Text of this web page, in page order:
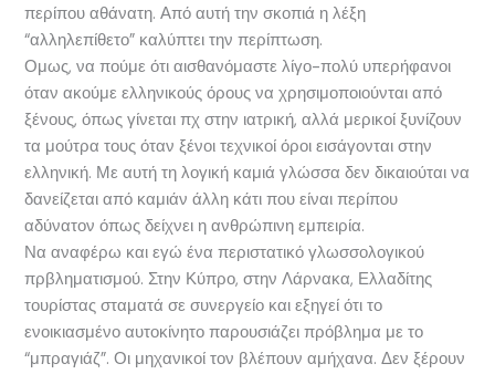
περίπου αθάνατη. Από αυτή την σκοπιά η λέξη
“αλληλεπίθετο” καλύπτει την περίπτωση.
Ομως, να πούμε ότι αισθανόμαστε λίγο-πολύ υπερήφανοι
όταν ακούμε ελληνικούς όρους να χρησιμοποιούνται από
ξένους, όπως γίνεται πχ στην ιατρική, αλλά μερικοί ξυνίζουν
τα μούτρα τους όταν ξένοι τεχνικοί όροι εισάγονται στην
ελληνική. Με αυτή τη λογική καμιά γλώσσα δεν δικαιούται να
δανείζεται από καμιάν άλλη κάτι που είναι περίπου
αδύνατον όπως δείχνει η ανθρώπινη εμπειρία.
Να αναφέρω και εγώ ένα περιστατικό γλωσσολογικού
πρβληματισμού. Στην Κύπρο, στην Λάρνακα, Ελλαδίτης
τουρίστας σταματά σε συνεργείο και εξηγεί ότι το
ενοικιασμένο αυτοκίνητο παρουσιάζει πρόβλημα με το
“μπραγιάζ”. Οι μηχανικοί τον βλέπουν αμήχανα. Δεν ξέρουν